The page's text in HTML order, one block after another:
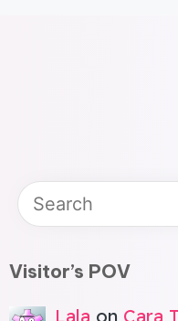
Visitor’s POV
Lala on Cara